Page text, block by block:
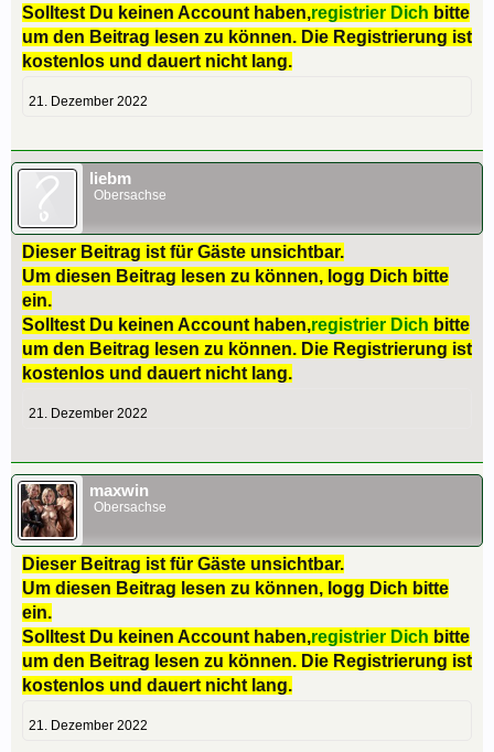
Solltest Du keinen Account haben,registrier Dich bitte
um den Beitrag lesen zu können. Die Registrierung ist
kostenlos und dauert nicht lang.
21. Dezember 2022
liebm
Obersachse
Dieser Beitrag ist für Gäste unsichtbar.
Um diesen Beitrag lesen zu können, logg Dich bitte
ein.
Solltest Du keinen Account haben,registrier Dich bitte
um den Beitrag lesen zu können. Die Registrierung ist
kostenlos und dauert nicht lang.
21. Dezember 2022
maxwin
Obersachse
Dieser Beitrag ist für Gäste unsichtbar.
Um diesen Beitrag lesen zu können, logg Dich bitte
ein.
Solltest Du keinen Account haben,registrier Dich bitte
um den Beitrag lesen zu können. Die Registrierung ist
kostenlos und dauert nicht lang.
21. Dezember 2022